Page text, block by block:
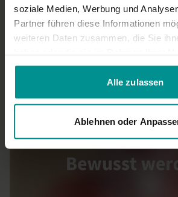
soziale Medien, Werbung und
Partner führen diese Informationen
weiteren Daten zusammen, die Sie
gesammelt haben.
Alle zulassen
Ablehnen oder
Ähnliche Videos